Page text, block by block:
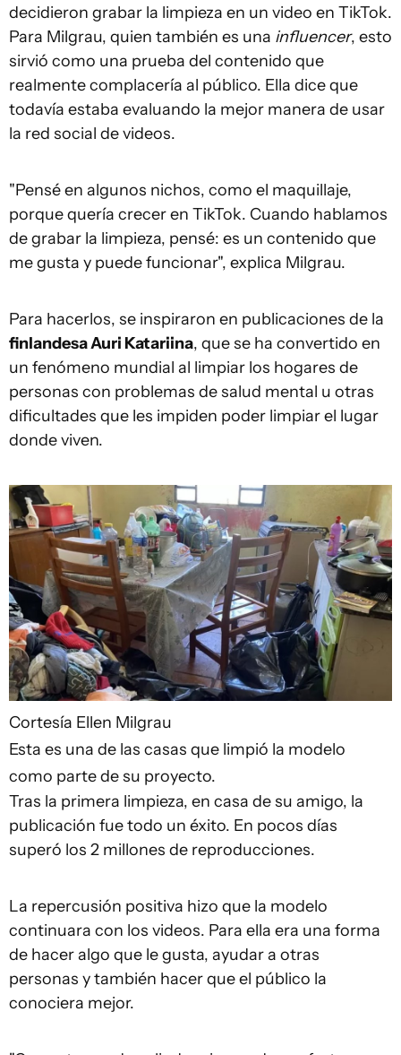
decidieron grabar la limpieza en un video en TikTok.
Para Milgrau, quien también es una influencer, esto
sirvió como una prueba del contenido que
realmente complacería al público. Ella dice que
todavía estaba evaluando la mejor manera de usar
la red social de videos.
"Pensé en algunos nichos, como el maquillaje,
porque quería crecer en TikTok. Cuando hablamos
de grabar la limpieza, pensé: es un contenido que
me gusta y puede funcionar", explica Milgrau.
Para hacerlos, se inspiraron en publicaciones de la
finlandesa Auri Katariina, que se ha convertido en
un fenómeno mundial al limpiar los hogares de
personas con problemas de salud mental u otras
dificultades que les impiden poder limpiar el lugar
donde viven.
Cortesía Ellen Milgrau
Esta es una de las casas que limpió la modelo
como parte de su proyecto.
Tras la primera limpieza, en casa de su amigo, la
publicación fue todo un éxito. En pocos días
superó los 2 millones de reproducciones.
La repercusión positiva hizo que la modelo
continuara con los videos. Para ella era una forma
de hacer algo que le gusta, ayudar a otras
personas y también hacer que el público la
conociera mejor.